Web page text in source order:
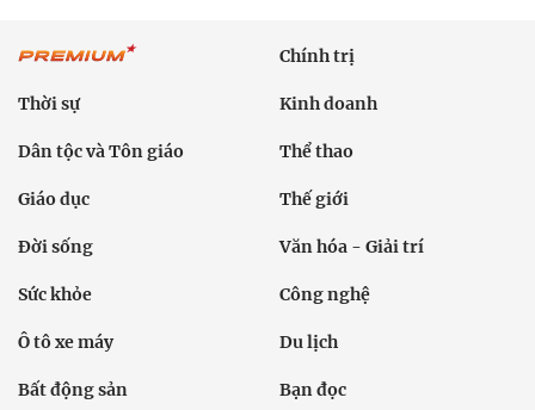
Chính trị
Thời sự Kinh doanh
Dân tộc và Tôn giáo Thể thao
Giáo dục Thế giới
Đời sống Văn hóa - Giải trí
Sức khỏe Công nghệ
Ô tô xe máy Du lịch
Bất động sản Bạn đọc